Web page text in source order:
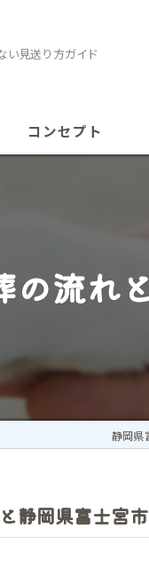
い見送り方ガイド
コンセプト
の流れ
静岡県
静岡県富士宮